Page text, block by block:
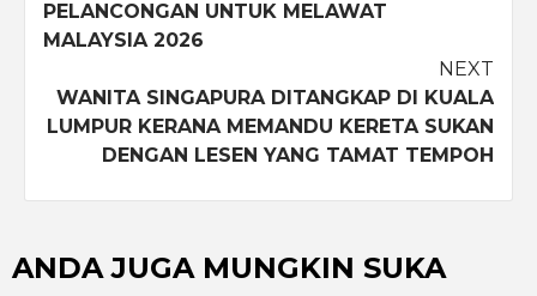
PELANCONGAN UNTUK MELAWAT
MALAYSIA 2026
NEXT
WANITA SINGAPURA DITANGKAP DI KUALA
LUMPUR KERANA MEMANDU KERETA SUKAN
DENGAN LESEN YANG TAMAT TEMPOH
ANDA JUGA MUNGKIN SUKA